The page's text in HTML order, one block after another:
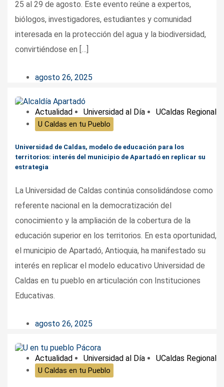
25 al 29 de agosto. Este evento reúne a expertos,
biólogos, investigadores, estudiantes y comunidad
interesada en la protección del agua y la biodiversidad,
convirtiéndose en […]
agosto 26, 2025
Actualidad Universidad al Día UCaldas Regional
U Caldas en tu Pueblo
Universidad de Caldas, modelo de educación para los
territorios: interés del municipio de Apartadó en replicar su
estrategia
La Universidad de Caldas continúa consolidándose como
referente nacional en la democratización del
conocimiento y la ampliación de la cobertura de la
educación superior en los territorios. En esta oportunidad,
el municipio de Apartadó, Antioquia, ha manifestado su
interés en replicar el modelo educativo Universidad de
Caldas en tu pueblo en articulación con Instituciones
Educativas.
agosto 26, 2025
Actualidad Universidad al Día UCaldas Regional
U Caldas en tu Pueblo